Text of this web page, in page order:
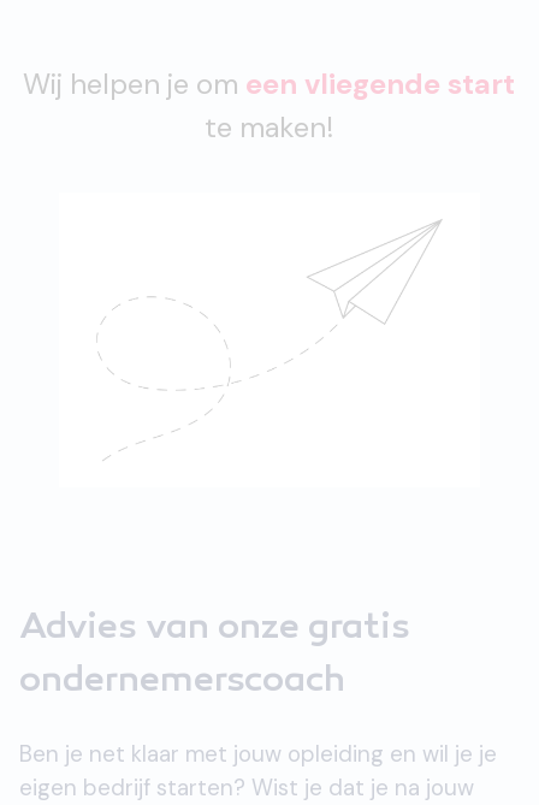
Wij helpen je om een vliegende start
te maken!
Advies van onze gratis
ondernemerscoach
Ben je net klaar met jouw opleiding en wil je je
eigen bedrijf starten? Wist je dat je na jouw